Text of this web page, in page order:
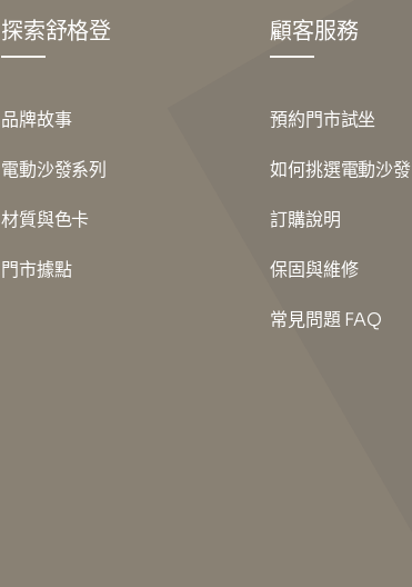
探索舒格登
品牌故事
電動沙發系列
材質與色卡
門市據點
顧客服務
預約門市試坐
如何挑選電動沙發
訂購說明
保固與維修
常見問題 FAQ